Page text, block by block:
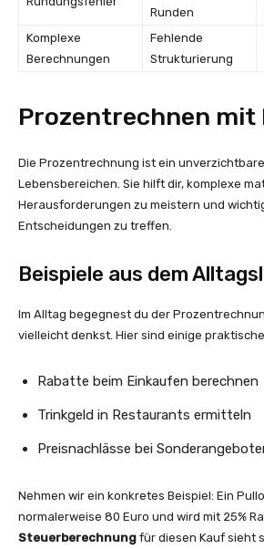
Runden
Komplexe
Berechnungen
Fehlende
Strukturierung
Prozentrechnen mit
Die Prozentrechnung ist ein
Lebensbereichen. Sie hilft dir, komplexe
Herausforderungen zu meistern und
Entscheidungen zu treffen.
Beispiele aus dem
Im Alltag begegnest du der
vielleicht denkst. Hier sind einige
Rabatte beim Einkaufen berechnen
Trinkgeld in Restaurants ermitteln
Preisnachlässe bei
Nehmen wir ein konkretes Beispiel: Ein
normalerweise 80 Euro und wird mit 25%
Steuerberechnung für diesen Kauf sieht